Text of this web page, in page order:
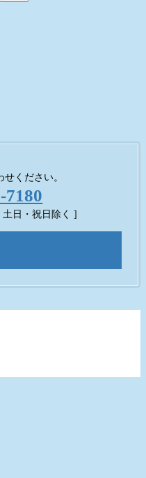
ください。
7180
土日・祝日除く ]